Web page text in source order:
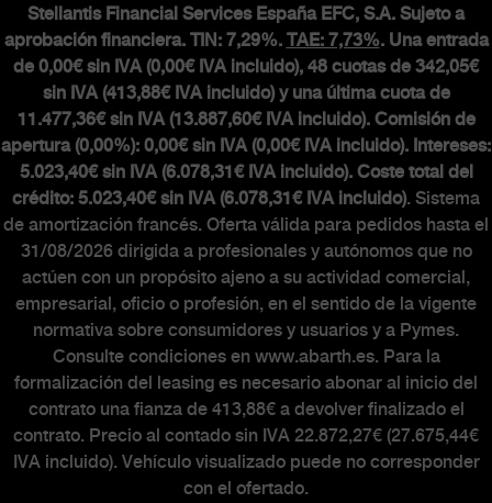
Stellantis Financial Services España EFC, S.A. Sujeto a
aprobación financiera. TIN: 7,29%. TAE: 7,73%. Una entrada
de 0,00€ sin IVA (0,00€ IVA incluido), 48 cuotas de 342,05€
sin IVA (413,88€ IVA incluido) y una última cuota de
11.477,36€ sin IVA (13.887,60€ IVA incluido). Comisión de
apertura (0,00%): 0,00€ sin IVA (0,00€ IVA incluido). Intereses:
5.023,40€ sin IVA (6.078,31€ IVA incluido). Coste total del
crédito: 5.023,40€ sin IVA (6.078,31€ IVA incluido). Sistema
de amortización francés. Oferta válida para pedidos hasta el
31/08/2026 dirigida a profesionales y autónomos que no
actúen con un propósito ajeno a su actividad comercial,
empresarial, oficio o profesión, en el sentido de la vigente
normativa sobre consumidores y usuarios y a Pymes.
Consulte condiciones en www.abarth.es. Para la
formalización del leasing es necesario abonar al inicio del
contrato una fianza de 413,88€ a devolver finalizado el
contrato. Precio al contado sin IVA 22.872,27€ (27.675,44€
IVA incluido). Vehículo visualizado puede no corresponder
con el ofertado.